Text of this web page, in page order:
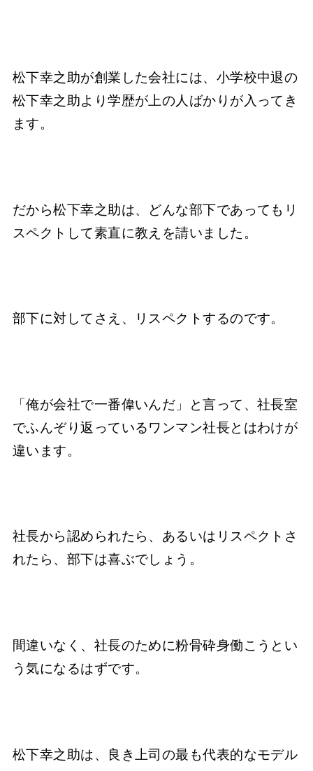
松下幸之助が創業した会社には、小学校中退の
松下幸之助より学歴が上の人ばかりが入ってき
ます。
だから松下幸之助は、どんな部下であってもリ
スペクトして素直に教えを請いました。
部下に対してさえ、リスペクトするのです。
「俺が会社で一番偉いんだ」と言って、社長室
でふんぞり返っているワンマン社長とはわけが
違います。
社長から認められたら、あるいはリスペクトさ
れたら、部下は喜ぶでしょう。
間違いなく、社長のために粉骨砕身働こうとい
う気になるはずです。
松下幸之助は、良き上司の最も代表的なモデル